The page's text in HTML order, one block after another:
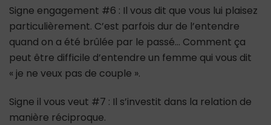
Signe engagement #6 : Il vous dit que vous lui plaisez
particulièrement. C’est parfois dur de l’entendre
quand on a été brûlée par le passé… Comment ça
peut être difficile d’entendre un femme qui vous dit
« je ne veux pas de couple ».
Signe il vous veut #7 : Il s’investit dans la relation de
manière réciproque.